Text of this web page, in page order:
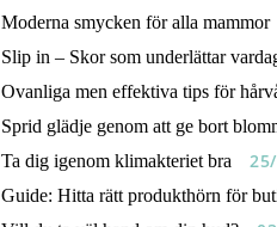
Moderna smycken för alla mammor
Slip in – Skor som underlättar
Ovanliga men effektiva tips för
Sprid glädje genom att ge bort
Ta dig igenom klimakteriet bra
Guide: Hitta rätt produkthörn för